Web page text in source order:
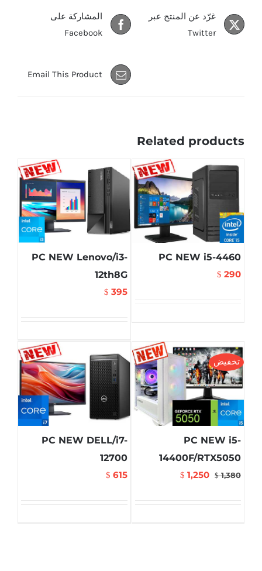
المشاركة على
Facebook
غرّد عن المنتج عبر
Twitter
Email This Product
Related products
PC NEW i5-4460
$ 290
PC NEW Lenovo/i3-
12th8G
$ 395
تخفيض
PC NEW i5-
14400F/RTX5050
$1,380
$ 1,250
PC NEW DELL/i7-
12700
$ 615